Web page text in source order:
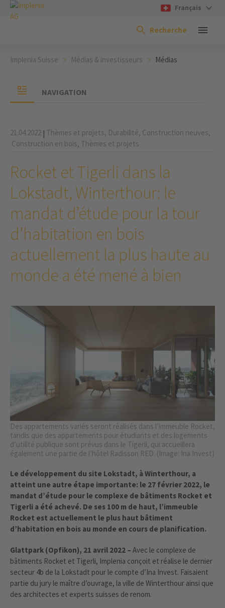
Français
Recherche
Implenia Suisse Médias & investisseurs Médias
NAVIGATION
21.04.2022 | Thèmes et projets, Durabilité, Construction neuves,
Construction en bois, Thèmes et projets
Rocket et Tigerli dans la
Lokstadt, Winterthour: le
mandat d’étude pour la tour
d’habitation en bois
actuellement la plus haute au
monde a été mené à bien
Des appartements variés seront réalisés dans l’immeuble Rocket,
tandis que des appartements pour étudiants et des logements
d’utilité publique sont prévus dans le Tigerli, qui accueillera
également une partie de l’hôtel Radisson RED. (Image: Ina Invest)
Le développement du site Lokstadt, à Winterthour, a
atteint une autre étape importante: le 27 février 2022, le
mandat d’étude pour le complexe de bâtiments Rocket et
Tigerli a été achevé. De ses 100 m de haut, l’immeuble
Rocket est actuellement le plus haut bâtiment
d’habitation en bois au monde en cours de planification.
Glattpark (Opfikon), 21 avril 2022 – Avec le complexe de
bâtiments Rocket et Tigerli, Implenia conçoit et réalise le dernier
secteur 4b de la Lokstadt pour le compte d’Ina Invest. Faisaient
partie du jury le maître d’ouvrage, la ville de Winterthour ainsi que
des architectes et experts suisses de renom.